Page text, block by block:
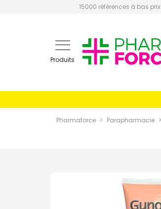
15000 références à bas prix
Produits
Pharmaforce Parapharmacie